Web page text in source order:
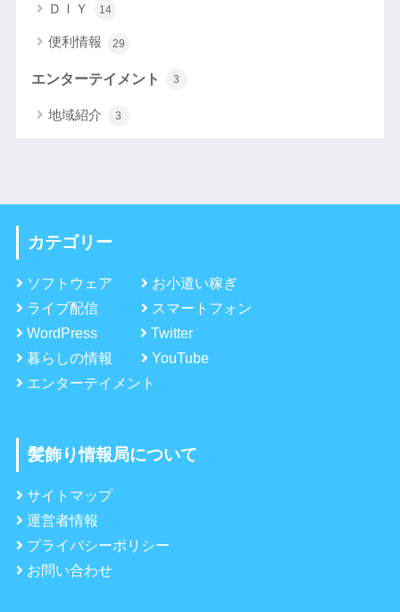
ＤＩＹ 14
便利情報 29
エンターテイメント 3
地域紹介 3
カテゴリー
ソフトウェア
お小遣い稼ぎ
ライブ配信
スマートフォン
WordPress
Twitter
暮らしの情報
YouTube
エンターテイメント
髪飾り情報局について
サイトマップ
運営者情報
プライバシーポリシー
お問い合わせ